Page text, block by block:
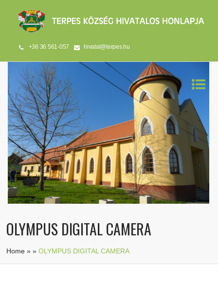
+36 36 561-057 hivatal@terpes.hu
OLYMPUS DIGITAL CAMERA
Home »»OLYMPUS DIGITAL CAMERA